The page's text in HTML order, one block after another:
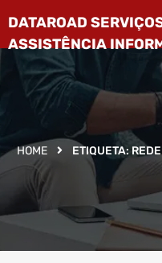
HOME ETIQUETA: